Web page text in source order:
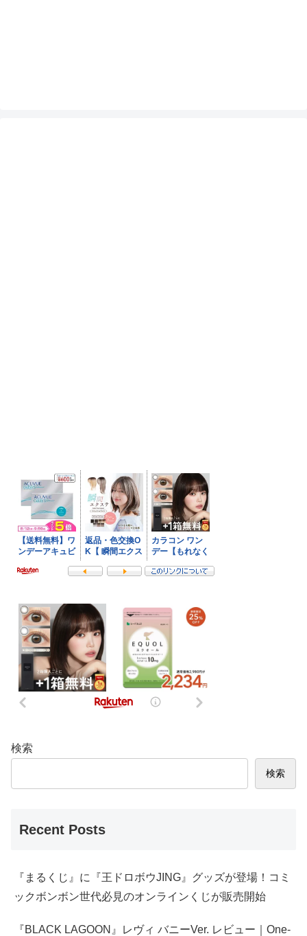
検索
検索
Recent Posts
『まるくじ』に『王ドロボウJING』グッズが登場！コミ
ックボンボン世代必見のオンラインくじが販売開始
『BLACK LAGOON』レヴィ バニーVer. レビュー｜One-